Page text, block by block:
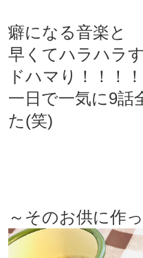
癖になる音楽と
早くてハラハラ
ドハマり！！！！
一日で一気に9話
た(笑)
～そのお供に作